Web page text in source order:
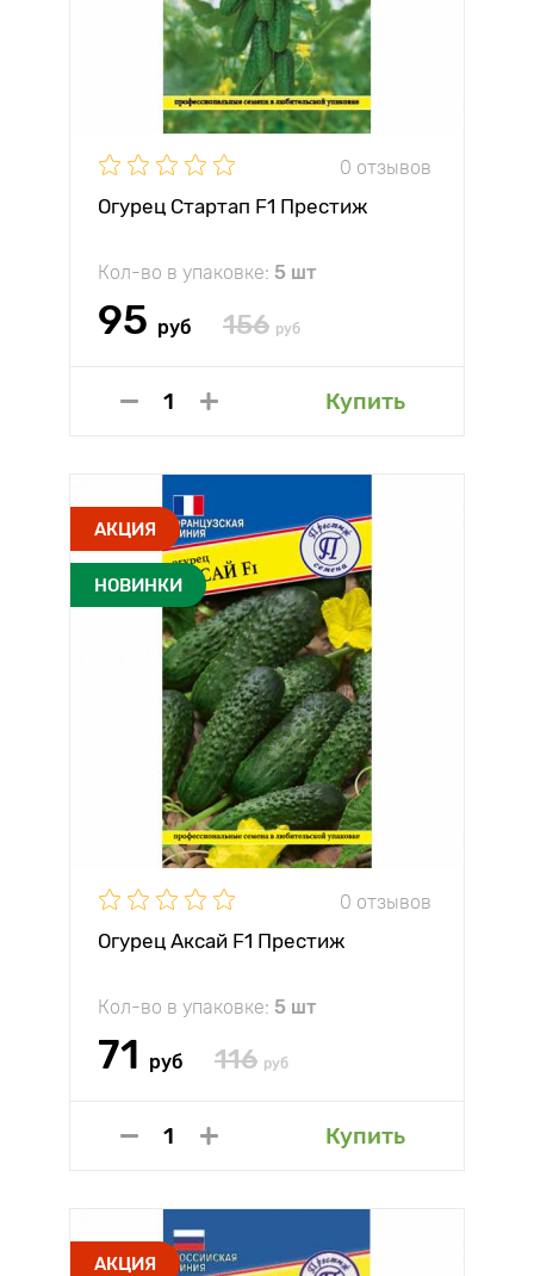
0 отзывов
Огурец Стартап F1 Престиж
Кол-во в упаковке: 5 шт
95 руб 156 руб
Купить
АКЦИЯ
НОВИНКИ
0 отзывов
Огурец Аксай F1 Престиж
Кол-во в упаковке: 5 шт
71 руб 116 руб
Купить
АКЦИЯ